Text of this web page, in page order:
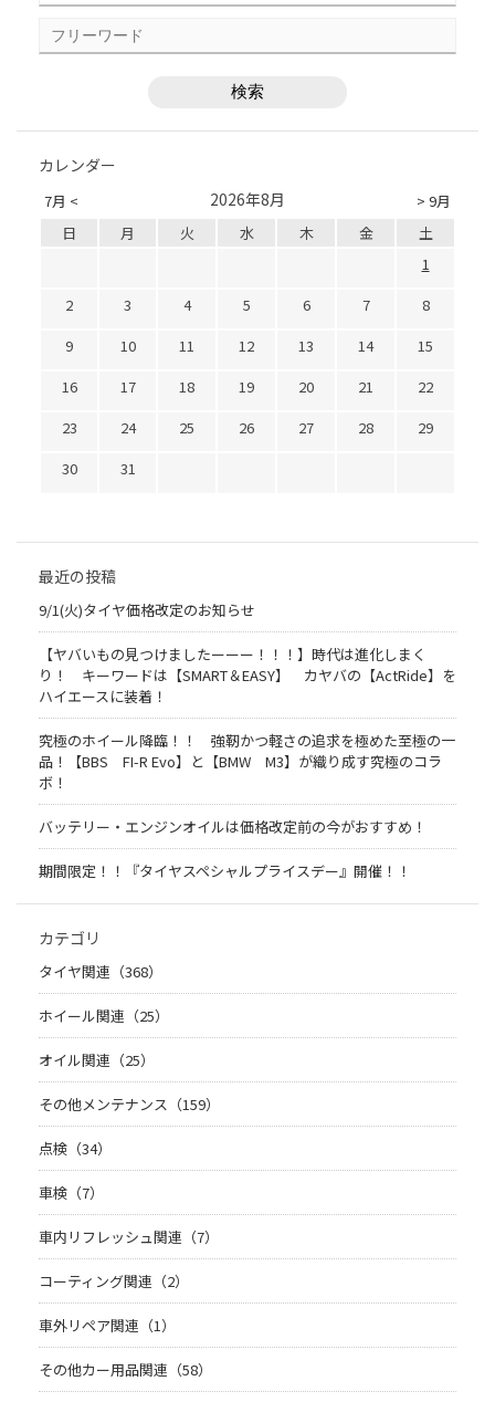
カレンダー
7月 < > 9月
2026年8月
日 月 火 水 木 金
土
1
2
3 4 5 6 7
8
9
10 11 12 13 14
15
16
17 18 19 20 21
22
23
24 25 26 27 28
29
30
31
最近の投稿
9/1(火)タイヤ価格改定のお知らせ
【ヤバいもの見つけましたーーー！！！】時代は進化しまく
り！ キーワードは【SMART＆EASY】 カヤバの【ActRide】を
ハイエースに装着！
究極のホイール降臨！！ 強靭かつ軽さの追求を極めた至極の一
品！【BBS FI-R Evo】と【BMW M3】が織り成す究極のコラ
ボ！
バッテリー・エンジンオイルは価格改定前の今がおすすめ！
期間限定！！『タイヤスペシャルプライスデー』開催！！
カテゴリ
タイヤ関連（368）
ホイール関連（25）
オイル関連（25）
その他メンテナンス（159）
点検（34）
車検（7）
車内リフレッシュ関連（7）
コーティング関連（2）
車外リペア関連（1）
その他カー用品関連（58）